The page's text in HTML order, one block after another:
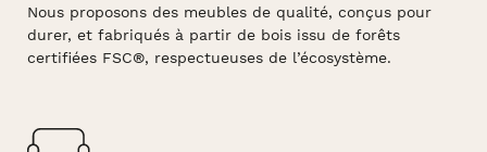
Nous proposons des meubles de qualité, conçus pour
durer, et fabriqués à partir de bois issu de forêts
certifiées FSC®, respectueuses de l’écosystème.